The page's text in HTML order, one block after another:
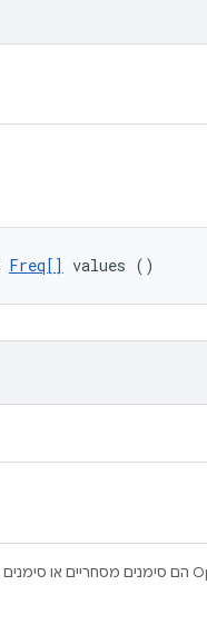
Freq[] values ()